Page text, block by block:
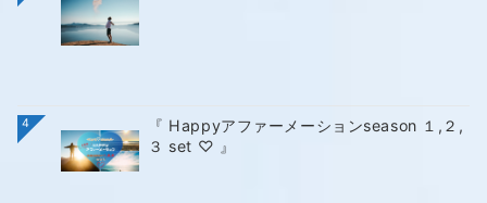
4
『 Happyアファーメーションseason １,２,
３ set ♡ 』